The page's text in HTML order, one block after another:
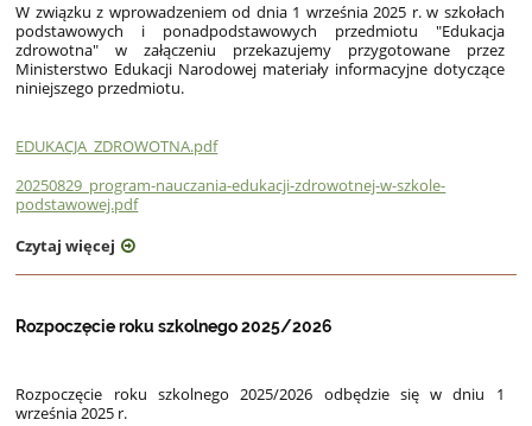
W związku z wprowadzeniem od dnia 1 września 2025 r. w szkołach
podstawowych i ponadpodstawowych przedmiotu "Edukacja
zdrowotna" w załączeniu przekazujemy przygotowane przez
Ministerstwo Edukacji Narodowej materiały informacyjne dotyczące
niniejszego przedmiotu.
EDUKACJA_ZDROWOTNA.pdf
20250829_program-nauczania-edukacji-zdrowotnej-w-szkole-
podstawowej.pdf
Czytaj więcej
Rozpoczęcie roku szkolnego 2025/2026
Rozpoczęcie roku szkolnego 2025/2026 odbędzie się w dniu 1
września 2025 r.